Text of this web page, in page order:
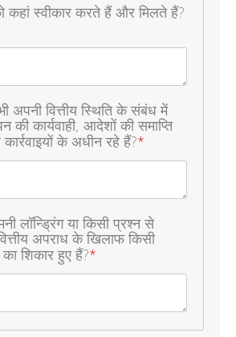
कहां स्वीकार करते हैं और मिलते हैं?
अपनी वित्तीय स्थिति के संबंध में
की कार्यवाही, आदेशों की समाप्ति
के अधीन रहे हैं?*
लॉन्ड्रिंग या किसी प्रश्न से
अपराध के खिलाफ किसी
का शिकार हुए हैं?*